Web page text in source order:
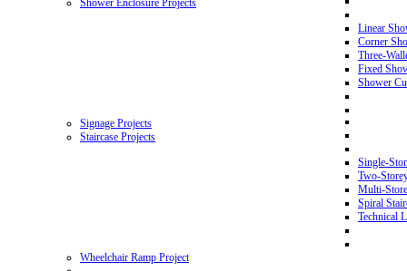
Shower Enclosure Projects
Linear
Corner
Three-
Fixed
Shower
Signage Projects
Staircase Projects
Single-
Two-
Multi-
Spiral
Technical
Wheelchair Ramp Project